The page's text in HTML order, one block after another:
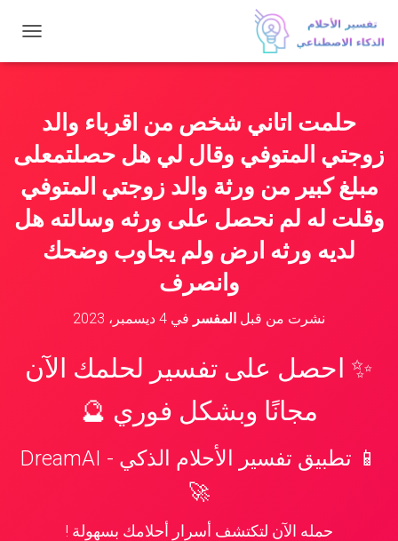
ب
ت
ق
حلمت اتاني شخص من اقرباء والد
زوجتي المتوفي وقال لي هل حصلتمعلى
مبلغ كبير من ورثة والد زوجتي المتوفي
وقلت له لم نحصل على ورثه وسالته هل
لديه ورثه ارض ولم يجاوب وضحك
وانصرف
نشرت من قبل المفسر في 4 ديسمبر، 2023
✨ احصل على تفسير لحلمك الآن
مجانًا وبشكل فوري 🔮
📱 تطبيق تفسير الأحلام الذكي - DreamAI
🚀
حمله الآن لتكتشف أسرار أحلامك بسهولة !